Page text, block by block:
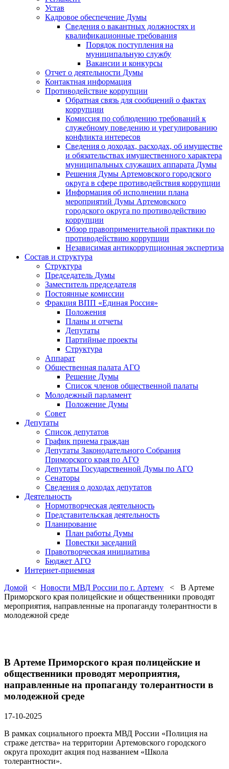
Устав
Кадровое обеспечение Думы
Сведения о вакантных должностях и
квалификационные требования
Порядок поступления на
муниципальную службу
Вакансии и конкурсы
Отчет о деятельности Думы
Контактная информация
Противодействие коррупции
Обратная связь для сообщений о фактах
коррупции
Комиссия по соблюдению требований к
служебному поведению и урегулированию
конфликта интересов
Сведения о доходах, расходах, об имуществе
и обязательствах имущественного характера
муниципальных служащих аппарата Думы
Решения Думы Артемовского городского
округа в сфере противодействия коррупции
Информация об исполнении плана
мероприятий Думы Артемовского
городского округа по противодействию
коррупции
Обзор правоприменительной практики по
противодействию коррупции
Независимая антикоррупционная экспертиза
Состав и структура
Структура
Председатель Думы
Заместитель председателя
Постоянные комиссии
Фракция ВПП «Единая Россия»
Положения
Планы и отчеты
Депутаты
Партийные проекты
Структура
Аппарат
Общественная палата АГО
Решение Думы
Список членов общественной палаты
Молодежный парламент
Положение Думы
Совет
Депутаты
Список депутатов
График приема граждан
Депутаты Законодательного Собрания
Приморского края по АГО
Депутаты Государственной Думы по АГО
Сенаторы
Сведения о доходах депутатов
Деятельность
Нормотворческая деятельность
Представительская деятельность
Планирование
План работы Думы
Повестки заседаний
Правотворческая инициатива
Бюджет АГО
Интернет-приемная
Домой < Новости МВД России по г. Артему < В Артеме
Приморского края полицейские и общественники проводят
мероприятия, направленные на пропаганду толерантности в
молодежной среде
В Артеме Приморского края полицейские и
общественники проводят мероприятия,
направленные на пропаганду толерантности в
молодежной среде
17-10-2025
В рамках социального проекта МВД России «Полиция на
страже детства» на территории Артемовского городского
округа проходит акция под названием «Школа
толерантности».